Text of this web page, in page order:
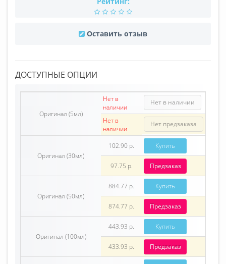
Оставить отзыв
ДОСТУПНЫЕ ОПЦИИ
Оригинал (5мл)
Нет в
наличии
Нет в наличии
Нет в
наличии
Нет предзаказа
Оригинал (30мл)
102.90 р. Купить
97.75 р. Предзаказ
Оригинал (50мл)
884.77 р. Купить
874.77 р. Предзаказ
Оригинал (100мл)
443.93 р. Купить
433.93 р. Предзаказ